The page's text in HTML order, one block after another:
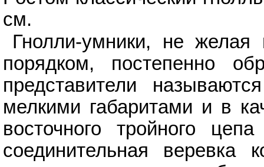
см.
Гнолли-умники, не
порядком, постепенно
представители
мелкими габаритами и в
восточного тройного
соединительная веревка